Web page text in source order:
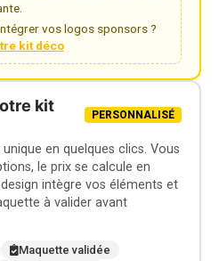
vos logos sponsors ?
kit déco
kit
PERSONNALISÉ
en quelques clics. Vous
le prix se calcule en
intègre vos éléments et
à valider avant
Maquette validée